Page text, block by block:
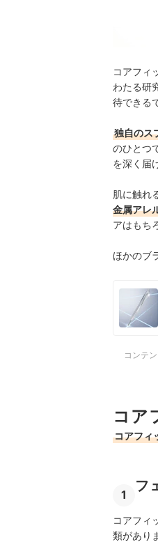
コアフィ
わたる研
待できる
独自のス
のひとつ
を深く届
肌に触れ
金属アレ
アはもち
ほかのブ
コンテ
コア
コアフィ
1
フ
コアフィ
類があり